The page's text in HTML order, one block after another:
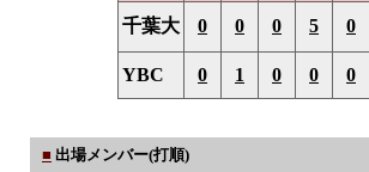
千葉大 0 0 0 5 0
YBC 0 1 0 0 0
■ 出場メンバー(打順)